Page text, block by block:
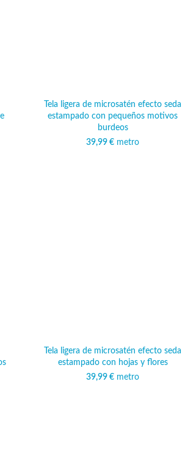
Tela ligera de microsatén efecto seda
estampado con pequeños motivos
burdeos
39,99 € metro
Tela ligera de microsatén efecto seda
estampado con hojas y flores
39,99 € metro